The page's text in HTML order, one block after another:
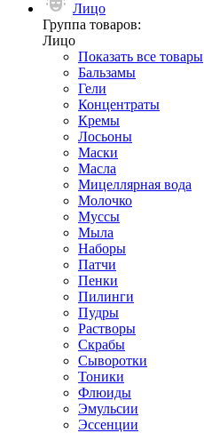
Лицо
Группа товаров:
Лицо
Показать все товары
Бальзамы
Гели
Концентраты
Кремы
Лосьоны
Маски
Масла
Мицеллярная вода
Молочко
Муссы
Мыла
Наборы
Патчи
Пенки
Пилинги
Пудры
Растворы
Скрабы
Сыворотки
Тоники
Флюиды
Эмульсии
Эссенции